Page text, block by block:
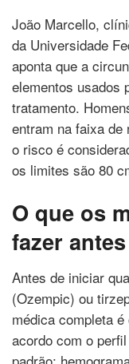
João Marcello,
da Universidade
aponta que a
elementos usados
tratamento.
entram na faixa de
o risco é
os limites são 80
O que os
fazer
Antes de iniciar
(Ozempic) ou
médica completa
acordo com o